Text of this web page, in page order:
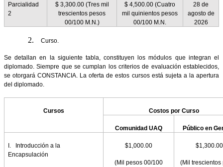
Parcialidad
2
$ 3,300.00(Tres mil
trescientos pesos
00/100 M.N.)
$ 4,500.00 (Cuatro
mil quinientos pesos
00/100 M.N.
28 de
agosto de
2026
2. Curso.
Se detallan en la siguiente tabla, constituyen los módulos que integran el
diplomado. Siempre que se cumplan los criterios de evaluación establecidos,
se otorgará CONSTANCIA. La oferta de estos cursos está sujeta a la apertura
del diplomado.
Cursos Costos por Curso
Comunidad UAQ Público en
I.
Introducción a la
Encapsulación
$1,000.00
(Mil pesos 00/100
$1,300.00
(Mil trescientos